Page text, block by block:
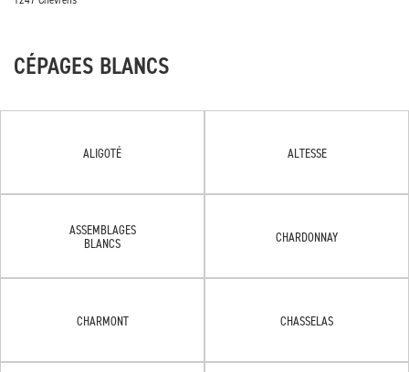
CÉPAGES BLANCS
ALIGOTÉ ALTESSE
ASSEMBLAGES
BLANCS
CHARDONNAY
CHARMONT CHASSELAS